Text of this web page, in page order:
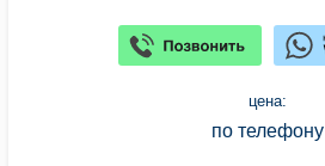
цена:
по телефону